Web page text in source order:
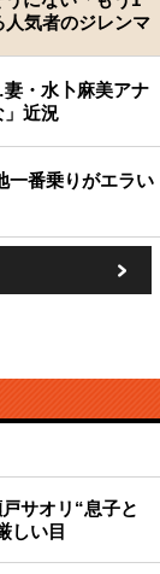
気者のジレンマ
・水卜麻美アナ
」近況
一番乗りがエラい
サオリ“息子と
しい目